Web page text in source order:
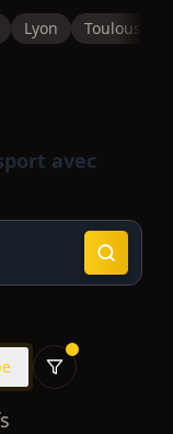
Lyon Toulouse
avec